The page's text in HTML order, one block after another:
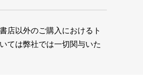
店以外のご購入におけるト
ては弊社では一切関与いた